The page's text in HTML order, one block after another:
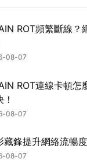
ROT頻繁斷線？
08-07
ROT連線卡頓怎
08-07
藏鋒提升網絡流暢度
08-07